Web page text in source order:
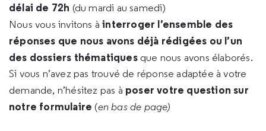
délai de 72h (du mardi au samedi)
Nous vous invitons àinterroger l’ensemble des
réponses que nous avons déjà rédigées ou l’un
des dossiers thématiques que nous avons élaborés.
Si vous n’avez pas trouvé de réponse adaptée à votre
demande, n’hésitez pas à poser votre question sur
notre formulaire (en bas de page)